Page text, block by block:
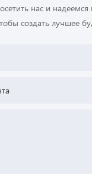
нас и надеемся
создать лучшее